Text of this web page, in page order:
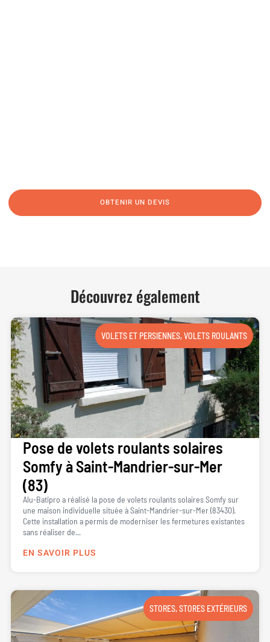
OBTENIR UN DEVIS
Découvrez également
VOLETS ET PERSIENNES,VOLETS ROULANTS
Pose de volets roulants solaires
Somfy à Saint-Mandrier-sur-Mer
(83)
Alu-Batipro a réalisé la pose de volets roulants solaires Somfy sur
une maison individuelle située à Saint-Mandrier-sur-Mer (83430).
Cette installation a permis de moderniser les fermetures existantes
sans réaliser de...
EN SAVOIR PLUS
STORES,STORES EXTÉRIEURS